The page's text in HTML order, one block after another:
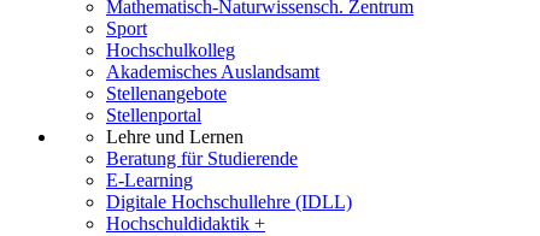
Mathematisch-Naturwissensch. Zentrum
Sport
Hochschulkolleg
Akademisches Auslandsamt
Stellenangebote
Stellenportal
Lehre und Lernen
Beratung für Studierende
E-Learning
Digitale Hochschullehre (IDLL)
Hochschuldidaktik +